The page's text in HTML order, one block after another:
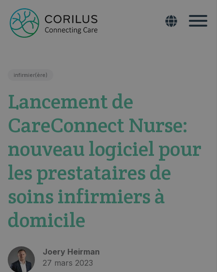
infirmier(ère)
Lancement de
CareConnect Nurse:
nouveau logiciel pour
les prestataires de
soins infirmiers à
domicile
Joery Heirman
27 mars 2023